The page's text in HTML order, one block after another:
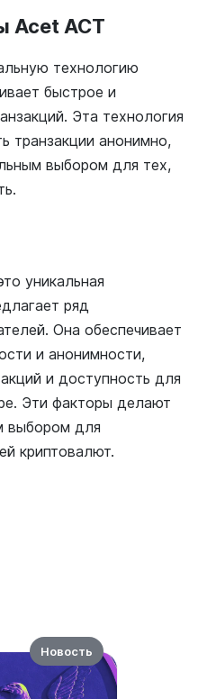
Acet ACT
технологию
быстрое и
Эта технология
транзакции анонимно,
выбором для тех,
уникальная
ряд
Она обеспечивает
и анонимности,
и доступность для
Эти факторы делают
выбором для
криптовалют.
Новость